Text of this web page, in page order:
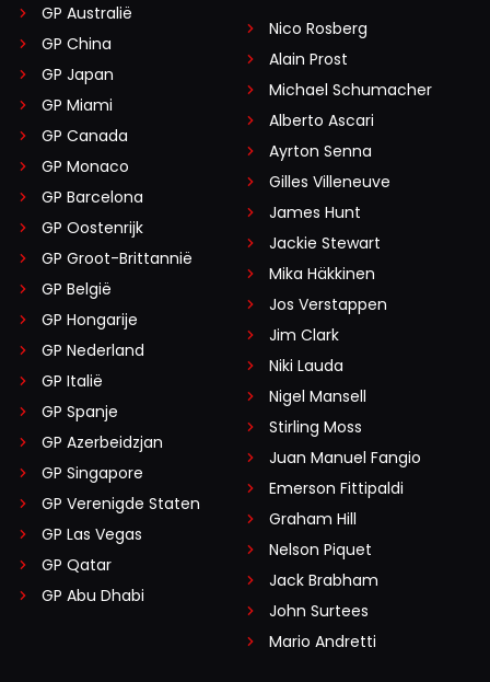
GP Australië
GP China
GP Japan
GP Miami
GP Canada
GP Monaco
GP Barcelona
GP Oostenrijk
GP Groot-Brittannië
GP België
GP Hongarije
GP Nederland
GP Italië
GP Spanje
GP Azerbeidzjan
GP Singapore
GP Verenigde Staten
GP Las Vegas
GP Qatar
GP Abu Dhabi
Nico Rosberg
Alain Prost
Michael Schumacher
Alberto Ascari
Ayrton Senna
Gilles Villeneuve
James Hunt
Jackie Stewart
Mika Häkkinen
Jos Verstappen
Jim Clark
Niki Lauda
Nigel Mansell
Stirling Moss
Juan Manuel Fangio
Emerson Fittipaldi
Graham Hill
Nelson Piquet
Jack Brabham
John Surtees
Mario Andretti